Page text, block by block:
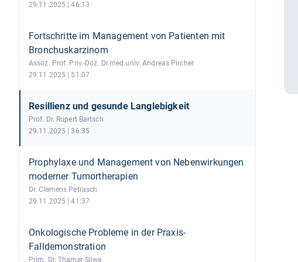
29.11.2025 | 46:13
Fortschritte im Management von Patienten mit
Bronchuskarzinom
Assoz. Prof. Priv.-Doz. Dr.med.univ. Andreas Pircher
29.11.2025 | 51:07
Resillienz und gesunde Langlebigkeit
Prof. Dr. Rupert Bartsch
29.11.2025 | 36:35
Prophylaxe und Management von Nebenwirkungen
moderner Tumortherapien
Dr. Clemens Petrasch
29.11.2025 | 41:37
Onkologische Probleme in der Praxis-
Falldemonstration
Prim. Dr. Thamer Sliwa